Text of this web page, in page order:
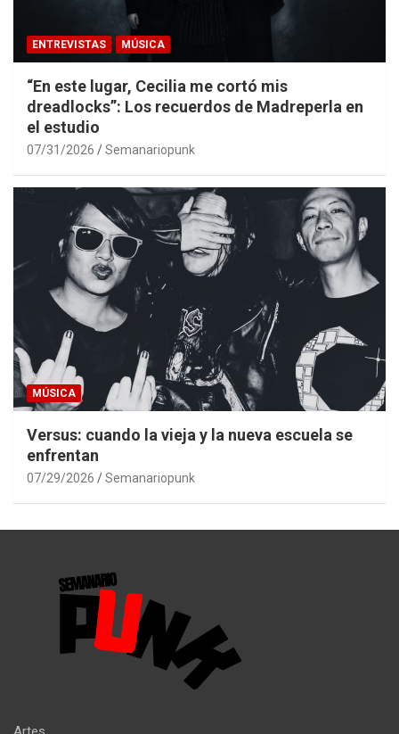
ENTREVISTAS MÚSICA
“En este lugar, Cecilia me cortó mis
dreadlocks”: Los recuerdos de Madreperla en
el estudio
07/31/2026 Semanariopunk
MÚSICA
Versus: cuando la vieja y la nueva escuela se
enfrentan
07/29/2026 Semanariopunk